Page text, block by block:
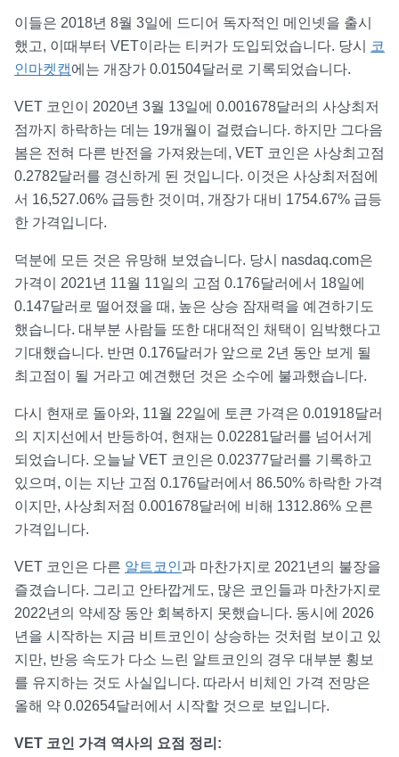
이들은 2018년 8월 3일에 드디어 독자적인 메인넷을 출시
했고, 이때부터 VET이라는 티커가 도입되었습니다. 당시
코
인마켓캡에는 개장가 0.01504달러로 기록되었습니다.
VET 코인이 2020년 3월 13일에 0.001678달러의 사상최저
점까지 하락하는 데는 19개월이 걸렸습니다. 하지만 그다음
봄은 전혀 다른 반전을 가져왔는데, VET 코인은 사상최고점
0.2782달러를 경신하게 된 것입니다. 이것은 사상최저점에
서 16,527.06% 급등한 것이며, 개장가 대비 1754.67% 급등
한 가격입니다.
덕분에 모든 것은 유망해 보였습니다. 당시 nasdaq.com은
가격이 2021년 11월 11일의 고점 0.176달러에서 18일에
0.147달러로 떨어졌을 때, 높은 상승 잠재력을 예견하기도
했습니다. 대부분 사람들 또한 대대적인 채택이 임박했다고
기대했습니다. 반면 0.176달러가 앞으로 2년 동안 보게 될
최고점이 될 거라고 예견했던 것은 소수에 불과했습니다.
다시 현재로 돌아와, 11월 22일에 토큰 가격은 0.01918달러
의 지지선에서 반등하여, 현재는 0.02281달러를 넘어서게
되었습니다. 오늘날 VET 코인은 0.02377달러를 기록하고
있으며, 이는 지난 고점 0.176달러에서 86.50% 하락한 가격
이지만, 사상최저점 0.001678달러에 비해 1312.86% 오른
가격입니다.
VET 코인은 다른 알트코인과 마찬가지로 2021년의 불장을
즐겼습니다. 그리고 안타깝게도, 많은 코인들과 마찬가지로
2022년의 약세장 동안 회복하지 못했습니다. 동시에 2026
년을 시작하는 지금 비트코인이 상승하는 것처럼 보이고 있
지만, 반응 속도가 다소 느린 알트코인의 경우 대부분 횡보
를 유지하는 것도 사실입니다. 따라서 비체인 가격 전망은
올해 약 0.02654달러에서 시작할 것으로 보입니다.
VET 코인 가격 역사의 요점 정리: